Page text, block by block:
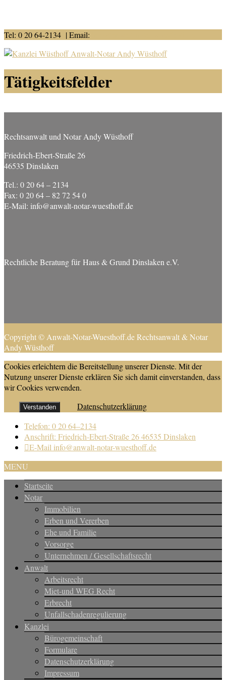
Tel: 0 20 64-2134 | Email:
Tätigkeitsfelder
Rechtsanwalt und Notar Andy Wüsthoff
Friedrich-Ebert-Straße 26
46535 Dinslaken
Tel.: 0 20 64 – 2134
Fax: 0 20 64 – 82 72 54 0
E-Mail: info@anwalt-notar-wuesthoff.de
Rechtliche Beratung für Haus & Grund Dinslaken e.V.
Copyright © Anwalt-Notar-Wuesthoff.de Rechtsanwalt & Notar
Andy Wüsthoff
Cookies erleichtern die Bereitstellung unserer Dienste. Mit der
Nutzung unserer Dienste erklären Sie sich damit einverstanden, dass
wir Cookies verwenden.
Verstanden
Datenschutzerklärung
Telefon: 0 20 64–2134
Anschrift: Friedrich-Ebert-Straße 26 46535 Dinslaken
E-Mail info@anwalt-notar-wuesthoff.de
MENU
Startseite
Notar
Immobilien
Erben und Vererben
Ehe und Familie
Vorsorge
Unternehmen / Gesellschaftsrecht
Anwalt
Arbeitsrecht
Miet-und WEG Recht
Erbrecht
Unfallschadenregulierung
Kanzlei
Bürogemeinschaft
Formulare
Datenschutzerklärung
Impressum